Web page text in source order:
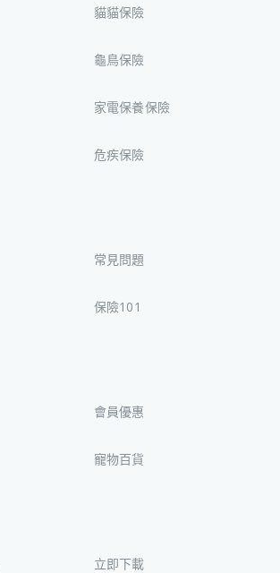
貓貓保險
龜鳥保險
家電保養保險
危疾保險
常見問題
保險101
會員優惠
寵物百貨
立即下載